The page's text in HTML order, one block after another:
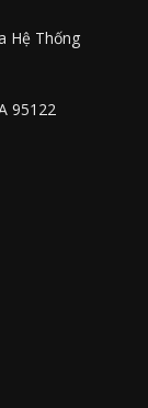
Hệ Thống
95122